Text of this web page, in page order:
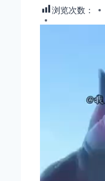
浏览次数：